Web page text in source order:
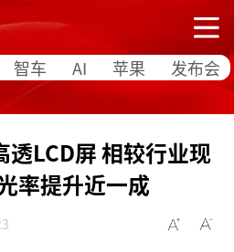
智车 AI 苹果 发布会
LCD屏 相较行业现
率提升近一成